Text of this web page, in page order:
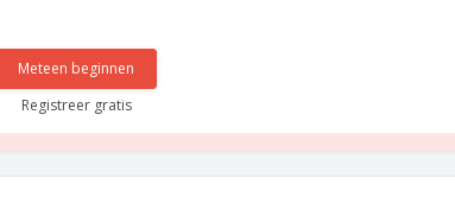
Meteen beginnen
Registreer gratis